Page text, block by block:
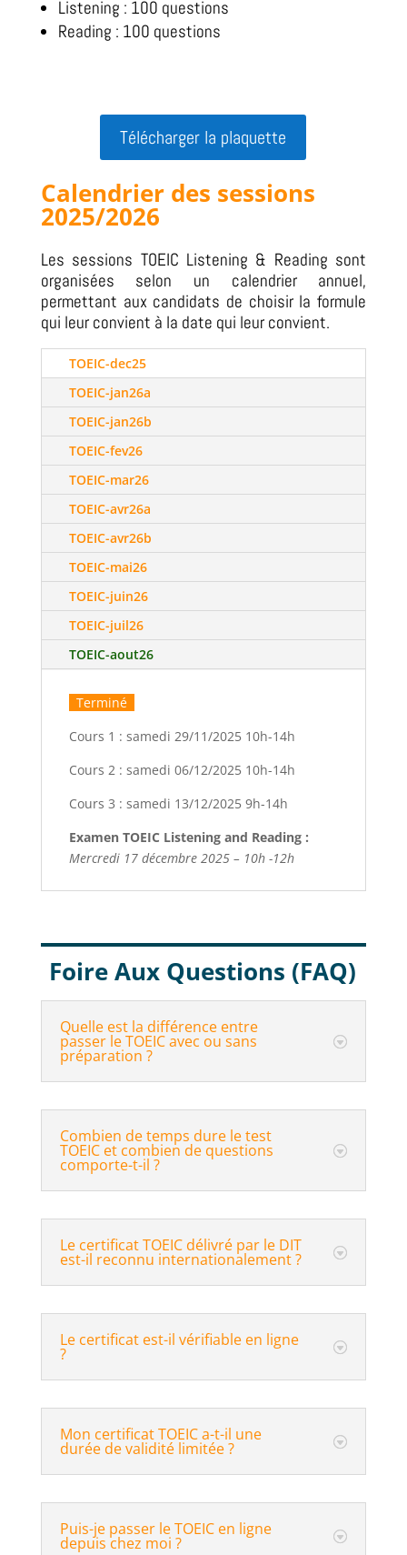
Listening : 100 questions
Reading : 100 questions
Télécharger la plaquette
Calendrier des sessions
2025/2026
Les sessions TOEIC Listening & Reading sont
organisées selon un calendrier annuel,
permettant aux candidats de choisir la formule
qui leur convient à la date qui leur convient.
TOEIC-dec25
TOEIC-jan26a
TOEIC-jan26b
TOEIC-fev26
TOEIC-mar26
TOEIC-avr26a
TOEIC-avr26b
TOEIC-mai26
TOEIC-juin26
TOEIC-juil26
TOEIC-aout26
Terminé
Cours 1 : samedi 29/11/2025 10h-14h
Cours 2 : samedi 06/12/2025 10h-14h
Cours 3 : samedi 13/12/2025 9h-14h
Examen TOEIC Listening and Reading :
Mercredi 17 décembre 2025 – 10h -12h
Foire Aux Questions (FAQ)
Quelle est la différence entre
passer le TOEIC avec ou sans
préparation ?
Combien de temps dure le test
TOEIC et combien de questions
comporte-t-il ?
Le certificat TOEIC délivré par le DIT
est-il reconnu internationalement ?
Le certificat est-il vérifiable en ligne
?
Mon certificat TOEIC a-t-il une
durée de validité limitée ?
Puis-je passer le TOEIC en ligne
depuis chez moi ?